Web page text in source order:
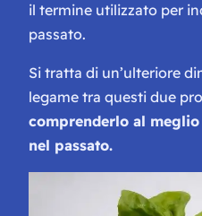
il termine utilizzato per
passato.
Si tratta di un’ulteriore
legame tra questi due
comprenderlo al
nel passato.